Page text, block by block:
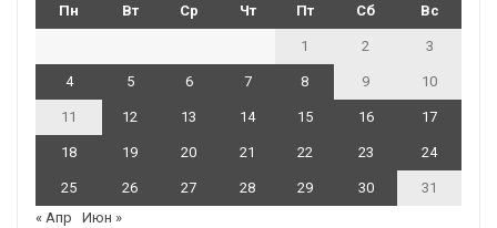
Пн Вт Ср Чт Пт Сб Вс
1 2 3
4 5 6 7 8 9 10
11 12 13 14 15 16 17
18 19 20 21 22 23 24
25 26 27 28 29 30
31
« Апр
Июн »